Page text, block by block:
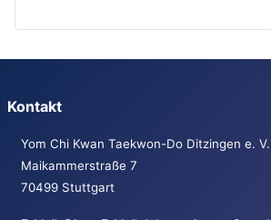
Kontakt
Yom Chi Kwan Taekwon-Do Ditzingen e. V.
Maikammerstraße 7
70499 Stuttgart